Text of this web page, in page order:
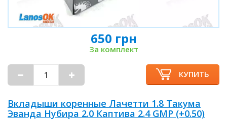
650 грн
За комплект
КУПИТЬ
Вкладыши коренные Лачетти 1.8 Такума
Эванда Нубира 2.0 Каптива 2.4 GMP (+0.50)